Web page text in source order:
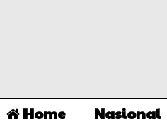
Home Nasional